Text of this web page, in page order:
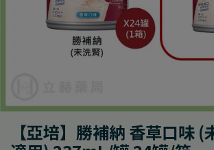
【亞培】勝補納 香草口味 (